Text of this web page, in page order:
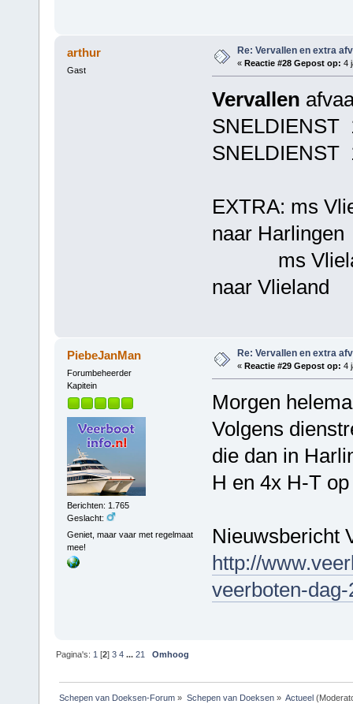
arthur
Gast
Re: Vervallen en extra
« Reactie #28 Gepost op: 4
Vervallen
SNELDIENST
SNELDIENST
EXTRA: ms
naar Harlingen
ms Vlieland
naar Vlieland
PiebeJanMan
Forumbeheerder
Kapitein
Berichten: 1.765
Geslacht:
Geniet, maar vaar met regelmaat
mee!
Re: Vervallen en extra
« Reactie #29 Gepost op: 4
Morgen
Volgens
die dan in
H en 4x H-T
Nieuwsbericht
http://
veerboten-
Pagina's:1 [2]3 4 ...21 Omhoog
Schepen van Doeksen-Forum » Schepen van Doeksen» Actueel